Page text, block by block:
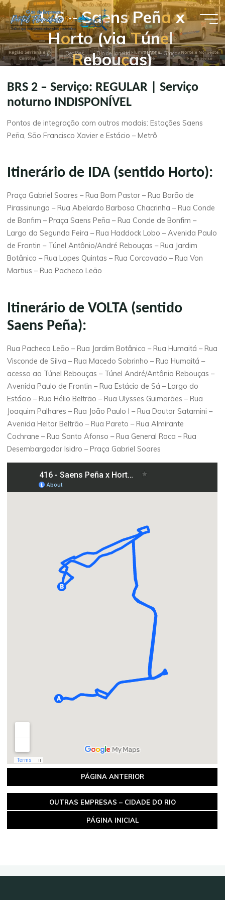
Pular
para
o
conteúdo
Guia de
Empresas
- Portal
RJ
416 – Saens Peña x
Horto (via Túnel
Rebouças)
Página
inicial
Regiões Rio de Janeiro 71500 – Graças
BRS 2 – Serviço: REGULAR | Serviço
noturno INDISPONÍVEL
Pontos de integração com outros modais: Estações Saens
Peña, São Francisco Xavier e Estácio – Metrô
Itinerário de IDA (sentido Horto):
Praça Gabriel Soares – Rua Bom Pastor – Rua Barão de
Pirassinunga – Rua Abelardo Barbosa Chacrinha – Rua Conde
de Bonfim – Praça Saens Peña – Rua Conde de Bonfim –
Largo da Segunda Feira – Rua Haddock Lobo – Avenida Paulo
de Frontin – Túnel Antônio/André Rebouças – Rua Jardim
Botânico – Rua Lopes Quintas – Rua Corcovado – Rua Von
Martius – Rua Pacheco Leão
Itinerário de VOLTA (sentido
Saens Peña):
Rua Pacheco Leão – Rua Jardim Botânico – Rua Humaitá – Rua
Visconde de Silva – Rua Macedo Sobrinho – Rua Humaitá –
acesso ao Túnel Rebouças – Túnel André/Antônio Rebouças –
Avenida Paulo de Frontin – Rua Estácio de Sá – Largo do
Estácio – Rua Hélio Beltrão – Rua Ulysses Guimarães – Rua
Joaquim Palhares – Rua João Paulo I – Rua Doutor Satamini –
Avenida Heitor Beltrão – Rua Pareto – Rua Almirante
Cochrane – Rua Santo Afonso – Rua General Roca – Rua
Desembargador Isidro – Praça Gabriel Soares
PÁGINA ANTERIOR
OUTRAS EMPRESAS – CIDADE DO RIO
PÁGINA INICIAL